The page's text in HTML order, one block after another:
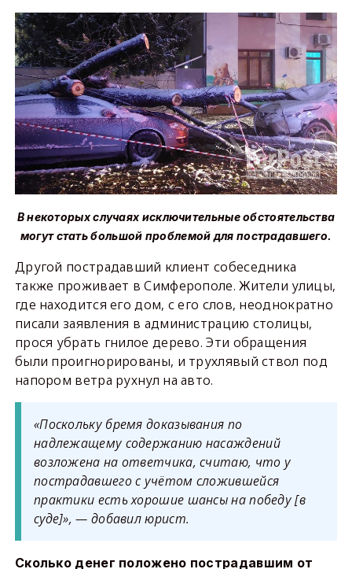
В некоторых случаях исключительные обстоятельства
могут стать большой проблемой для пострадавшего.
Другой пострадавший клиент собеседника
также проживает в Симферополе. Жители улицы,
где находится его дом, с его слов, неоднократно
писали заявления в администрацию столицы,
прося убрать гнилое дерево. Эти обращения
были проигнорированы, и трухлявый ствол под
напором ветра рухнул на авто.
«Поскольку бремя доказывания по
надлежащему содержанию насаждений
возложена на ответчика, считаю, что у
пострадавшего с учётом сложившейся
практики есть хорошие шансы на победу [в
суде]», — добавил юрист.
Сколько денег положено пострадавшим от